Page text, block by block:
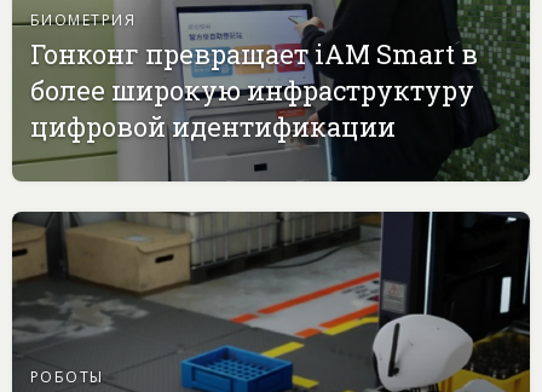
БИОМЕТРИЯ
Гонконг превращает iAM Smart в
более широкую инфраструктуру
цифровой идентификации
РОБОТЫ